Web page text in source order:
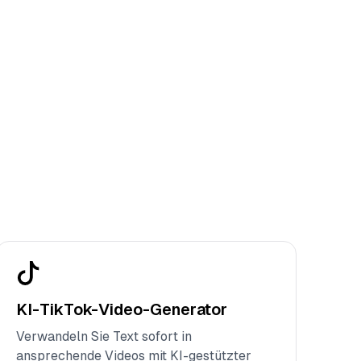
KI-TikTok-Video-Generator
Verwandeln Sie Text sofort in
ansprechende Videos mit KI-gestützter